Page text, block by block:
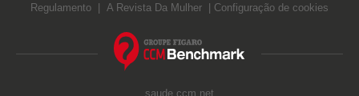
Regulamento
A Revista Da Mulher Configuração de cookies
saude.ccm.net